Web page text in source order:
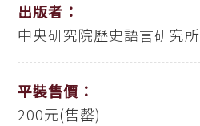
出版者：
中央研究院歷史語言研究所
平裝售價：
200元(售罄)